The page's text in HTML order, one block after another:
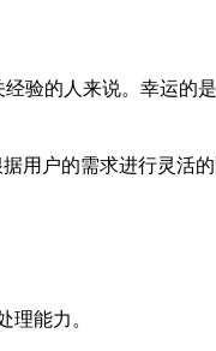
验的人来说。幸运的
用户的需求进行灵活
理能力。